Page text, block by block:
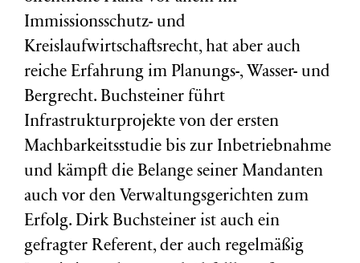
Immissionsschutz- und
Kreislaufwirtschaftsrecht, hat aber auch
reiche Erfahrung im Planungs-, Wasser- und
Bergrecht. Buchsteiner führt
Infrastrukturprojekte von der ersten
Machbarkeitsstudie bis zur Inbetriebnahme
und kämpft die Belange seiner Mandanten
auch vor den Verwaltungsgerichten zum
Erfolg. Dirk Buchsteiner ist auch ein
gefragter Referent, der auch regelmäßig